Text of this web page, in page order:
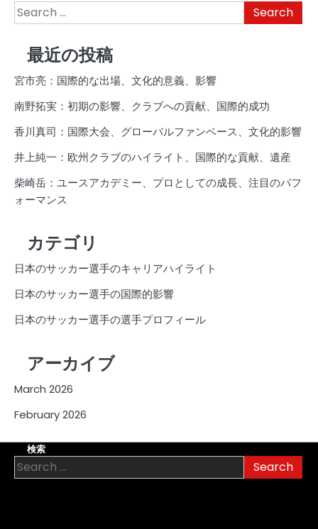
Search
for:
最近の投稿
宮市亮：国際的な出場、文化的意義、影響
南野拓実：初期の影響、クラブへの貢献、国際的成功
香川真司：国際大会、グローバルファンベース、文化的影響
井上純一：欧州クラブのハイライト、国際的な貢献、遺産
柴崎岳：ユースアカデミー、プロとしての成長、注目のパフ
ォーマンス
カテゴリ
日本のサッカー選手のキャリアハイライト
日本のサッカー選手の国際的影響
日本のサッカー選手の選手プロフィール
アーカイブ
March 2026
February 2026
検索
Search
for: